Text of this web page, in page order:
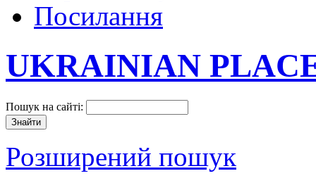
Посилання
UKRAINIAN
Пошук на сайті:
Розширений пошук